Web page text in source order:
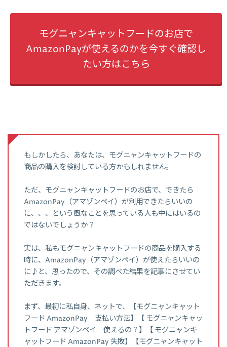
モグニャンキャットフードのお店で
AmazonPayが使えるのかを今すぐ確認し
たい方はこちら
もしかしたら、あなたは、モグニャンキャットフードの
商品の購入を検討している方かもしれません。
ただ、モグニャンキャットフードのお店で、できたら
AmazonPay（アマゾンペイ）が利用できたらいいの
に、、、という風なことを思っている人も中にはいるの
ではないでしょうか？
実は、私もモグニャンキャットフードの商品を購入する
時に、AmazonPay（アマゾンペイ）が使えたらいいの
に♪と、思ったので、その調べた結果を記事にさせてい
ただきます。
まず、最初に私自身、ネットで、【モグニャンキャット
フード AmazonPay 支払い方法】【 モグニャンキャッ
トフード アマゾンペイ 使えるの？】【 モグニャンキ
ャットフード AmazonPay 失敗】【モグニャンキャット